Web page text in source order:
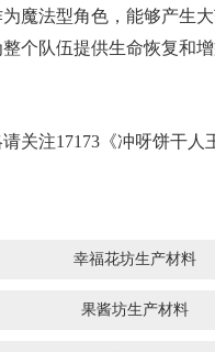
魔法型角色，能够产生
个队伍提供生命恢复和
关注17173《冲呀饼干人
幸福花坊生产材料
果酱坊生产材料